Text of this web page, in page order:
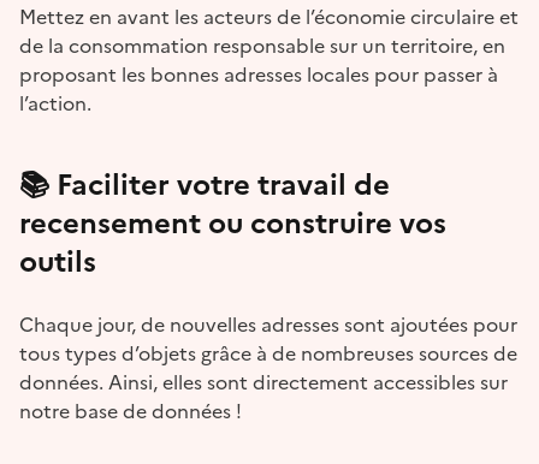
Mettez en avant les acteurs de l’économie circulaire et
de la consommation responsable sur un territoire, en
proposant les bonnes adresses locales pour passer à
l’action.
📚 Faciliter votre travail de
recensement ou construire vos
outils
Chaque jour, de nouvelles adresses sont ajoutées pour
tous types d’objets grâce à de nombreuses sources de
données. Ainsi, elles sont directement accessibles sur
notre base de données !